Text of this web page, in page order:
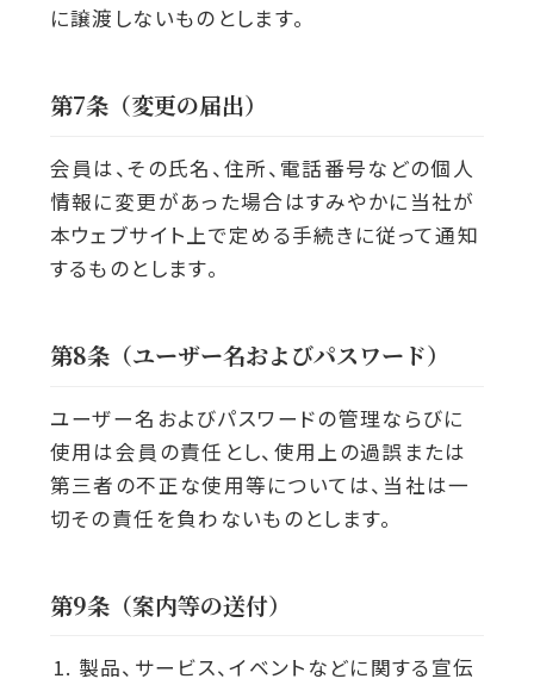
に譲渡しないものとします。
第7条（変更の届出）
会員は、その氏名、住所、電話番号などの個人
情報に変更があった場合はすみやかに当社が
本ウェブサイト上で定める手続きに従って通知
するものとします。
第8条（ユーザー名およびパスワード）
ユーザー名およびパスワードの管理ならびに
使用は会員の責任とし、使用上の過誤または
第三者の不正な使用等については、当社は一
切その責任を負わないものとします。
第9条（案内等の送付）
製品、サービス、イベントなどに関する宣伝